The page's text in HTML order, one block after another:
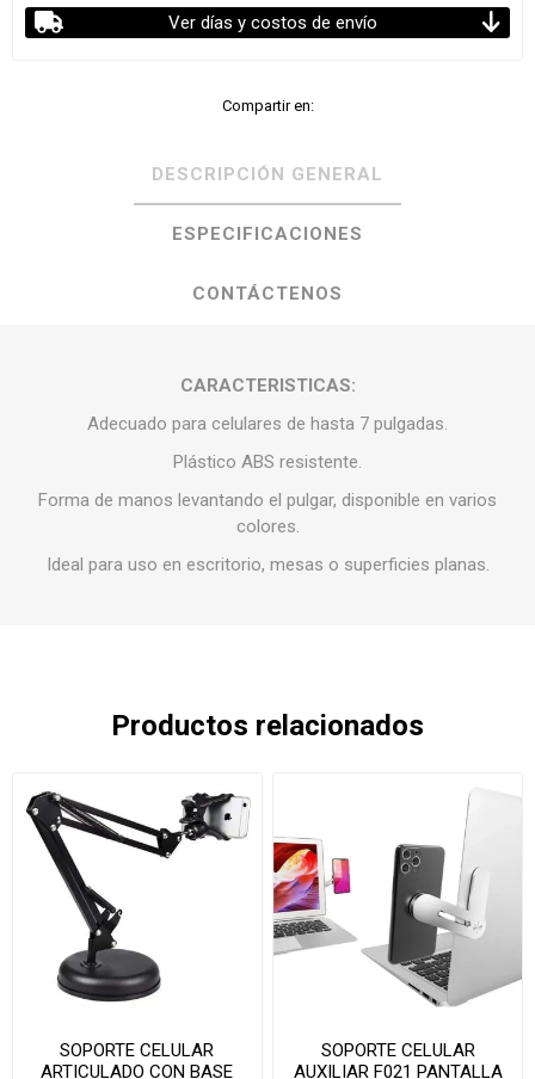
Ver días y costos de envío
Compartir en:
DESCRIPCIÓN GENERAL
ESPECIFICACIONES
CONTÁCTENOS
CARACTERISTICAS:
Adecuado para celulares de hasta 7 pulgadas.
Plástico ABS resistente.
Forma de manos levantando el pulgar, disponible en varios
colores.
Ideal para uso en escritorio, mesas o superficies planas.
Productos relacionados
SOPORTE CELULAR
ARTICULADO CON BASE
SOPORTE CELULAR
AUXILIAR F021 PANTALLA